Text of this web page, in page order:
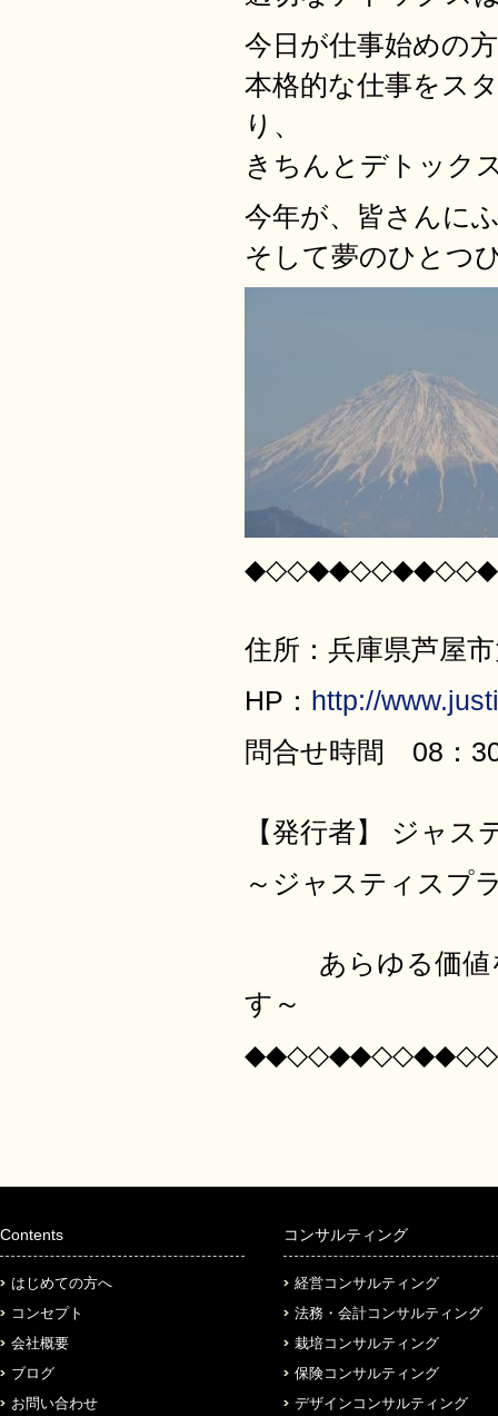
今日が仕事始めの
本格的な仕事をス
り、
きちんとデトック
今年が、皆さんに
そして夢のひとつ
住所：兵庫県芦屋
HP： http://
問合せ時間 08：
【発行者】 ジャ
～ジャスティ
あらゆる価値を
す～
Contents
はじめての方へ
コンセプト
会社概要
ブログ
お問い合わせ
コンサルティング
経営コンサルティング
法務・会計コンサルティング
栽培コンサルティング
保険コンサルティング
デザインコンサルティング